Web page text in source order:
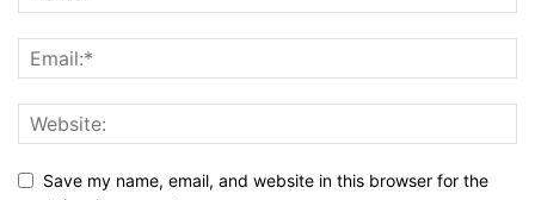
Save my name, email, and website in this browser for the